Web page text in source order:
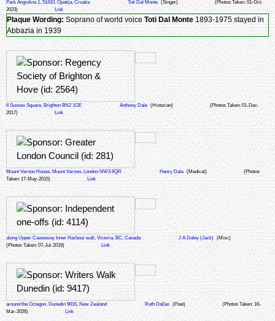
Park Angiolina 1, 51410, Opatija, Croatia Toti Dal Monte (Singer)
(Photos Taken: 01-Oct-
2023)
Link
Plaque Wording: Soprano of world voice Toti Dal Monte 1893-1975 stayed in
Abbazia in 1939
6 Sussex Square, Brighton BN2 1GE Anthony Dale (Historian)
(Photos Taken: 01-Dec-
2017)
Link
Mount Vernon House, Mount Vernon, London NW3 6QR Henry Dale (Medical)
(Photos
Taken: 17-May-2015)
Link
along Upper Causeway Inner Harbour wall, Victoria, BC, Canada J A Daley (Jack) (Misc)
(Photos Taken: 07-Jul-2019)
Link
around the Octagon, Dunedin 9016, New Zealand Ruth Dallas (Poet)
(Photos Taken: 16-
Mar-2026)
Link